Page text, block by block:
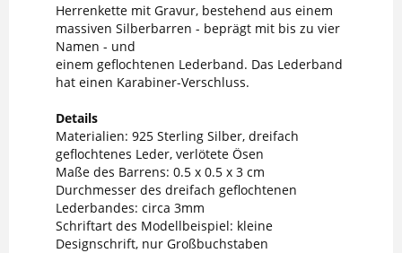
Herrenkette mit Gravur, bestehend aus einem
massiven Silberbarren - beprägt mit bis zu vier
Namen - und
einem geflochtenen Lederband. Das Lederband
hat einen Karabiner-Verschluss.
Details
Materialien: 925 Sterling Silber, dreifach
geflochtenes Leder, verlötete Ösen
Maße des Barrens: 0.5 x 0.5 x 3 cm
Durchmesser des dreifach geflochtenen
Lederbandes: circa 3mm
Schriftart des Modellbeispiel: kleine
Designschrift, nur Großbuchstaben